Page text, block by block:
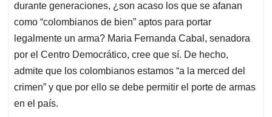
A
p
p
o
o
k
d
I
n
d
s
durante generaciones, ¿son acaso los que se afanan
como “colombianos de bien” aptos para portar
legalmente un arma? Maria Fernanda Cabal, senadora
por el Centro Democrático, cree que sí. De hecho,
admite que los colombianos estamos “a la merced del
crimen” y que por ello se debe permitir el porte de armas
en el país.